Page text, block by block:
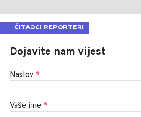
ČITAOCI REPORTERI
Dojavite nam vijest
Naslov *
Vaše ime *